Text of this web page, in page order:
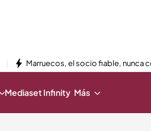
Marruecos, el socio fiable, nunca
Mediaset Infinity Más